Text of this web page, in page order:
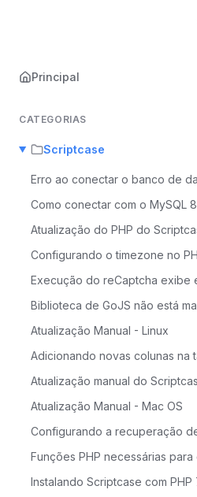
Scriptcase Help
Principal
CATEGORIAS
Scriptcase
Como conectar com o MySQL
Atualização do PHP do
Configurando o timezone no
Atualização Manual - Linux
Atualização Manual - Mac OS
Principal
Habilitando Api Google Drive
Habilitando Api
Drive no Console
Google
Álvaro Moura
Última atualização em Jul 6,
Esse tutorial mostra como
API do Google Drive para
Google, obter as credenciais
Faça login com sua conta do
reservada onde permite
partir deste URL:
https://